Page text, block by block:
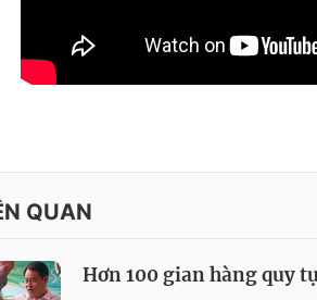
QUAN
Hơn 100 gian hàng quy